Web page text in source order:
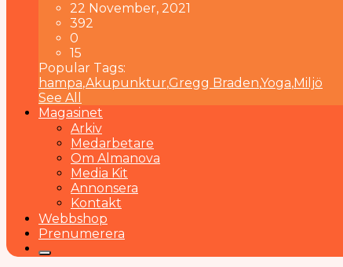
22 November, 2021
392
0
15
Popular Tags:
hampa,Akupunktur,Gregg Braden,Yoga,Miljö
See All
Magasinet
Arkiv
Medarbetare
Om Almanova
Media Kit
Annonsera
Kontakt
Webbshop
Prenumerera